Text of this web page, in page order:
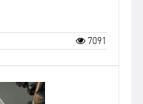
7091